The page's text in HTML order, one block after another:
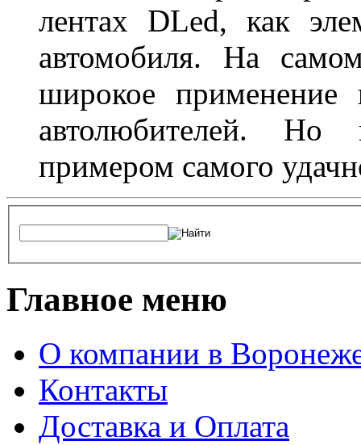
лентах DLed, как
автомобиля. На
широкое
автолюбителей. Но
примером самого
Главное меню
О компании в
Контакты
Доставка и Оплата